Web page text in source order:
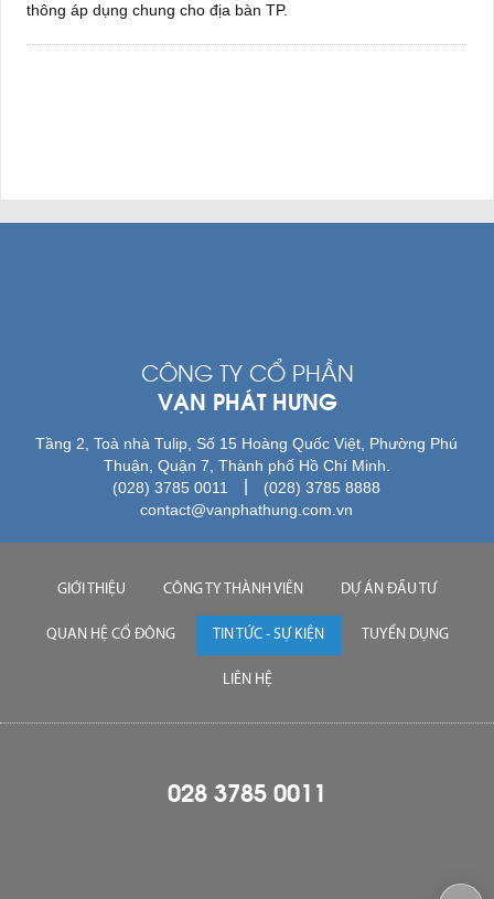
thông áp dụng chung cho địa bàn TP.
CÔNG TY CỔ PHẦN
VẠN PHÁT HƯNG
Tầng 2, Toà nhà Tulip, Số 15 Hoàng Quốc Việt, Phường Phú
Thuận, Quận 7, Thành phố Hồ Chí Minh.
(028) 3785 0011
(028) 3785 8888
contact@vanphathung.com.vn
GIỚI THIỆU CÔNG TY THÀNH VIÊN DỰ ÁN ĐẦU TƯ
QUAN HỆ CỔ ĐÔNG TIN TỨC - SỰ KIỆN TUYỂN DỤNG
LIÊN HỆ
028 3785 0011